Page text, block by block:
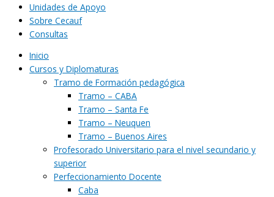
Unidades de Apoyo
Sobre Cecauf
Consultas
Inicio
Cursos y Diplomaturas
Tramo de Formación pedagógica
Tramo – CABA
Tramo – Santa Fe
Tramo – Neuquen
Tramo – Buenos Aires
Profesorado Universitario para el nivel secundario y
superior
Perfeccionamiento Docente
Caba